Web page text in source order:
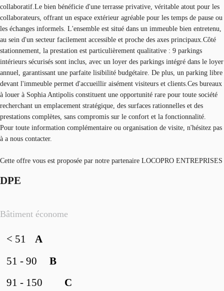
collaboratif.Le bien bénéficie d'une terrasse privative, véritable atout pour les
collaborateurs, offrant un espace extérieur agréable pour les temps de pause ou
les échanges informels. L'ensemble est situé dans un immeuble bien entretenu,
au sein d'un secteur facilement accessible et proche des axes principaux.Côté
stationnement, la prestation est particulièrement qualitative : 9 parkings
intérieurs sécurisés sont inclus, avec un loyer des parkings intégré dans le loyer
annuel, garantissant une parfaite lisibilité budgétaire. De plus, un parking libre
devant l'immeuble permet d'accueillir aisément visiteurs et clients.Ces bureaux
à louer à Sophia Antipolis constituent une opportunité rare pour toute société
recherchant un emplacement stratégique, des surfaces rationnelles et des
prestations complètes, sans compromis sur le confort et la fonctionnalité.
Pour toute information complémentaire ou organisation de visite, n'hésitez pas
à a nous contacter.
Cette offre vous est proposée par notre partenaire LOCOPRO ENTREPRISES
DPE
Bâtiment économe
A
< 51
B
51 - 90
C
91 - 150